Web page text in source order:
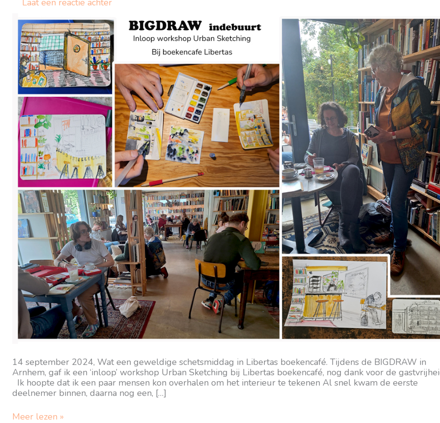
14 september 2024, Wat een geweldige schetsmiddag in Libertas boekencafé. Tijdens de BIGDRAW in
Arnhem, gaf ik een ‘inloop’ workshop Urban Sketching bij Libertas boekencafé, nog dank voor de
Ik hoopte dat ik een paar mensen kon overhalen om het interieur te tekenen Al snel kwam de eerste
deelnemer binnen, daarna nog een, […]
BIGDRAW
Meer lezen »